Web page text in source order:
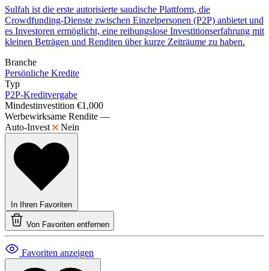
Sulfah ist die erste autorisierte saudische Plattform, die
Crowdfunding-Dienste zwischen Einzelpersonen (P2P) anbietet und
es Investoren ermöglicht, eine reibungslose Investitionserfahrung mit
kleinen Beträgen und Renditen über kurze Zeiträume zu haben.
Branche
Persönliche Kredite
Typ
P2P-Kreditvergabe
Mindestinvestition €1,000
Werbewirksame Rendite —
Auto-Invest
Nein
In Ihren Favoriten
Von Favoriten entfernen
Favoriten anzeigen